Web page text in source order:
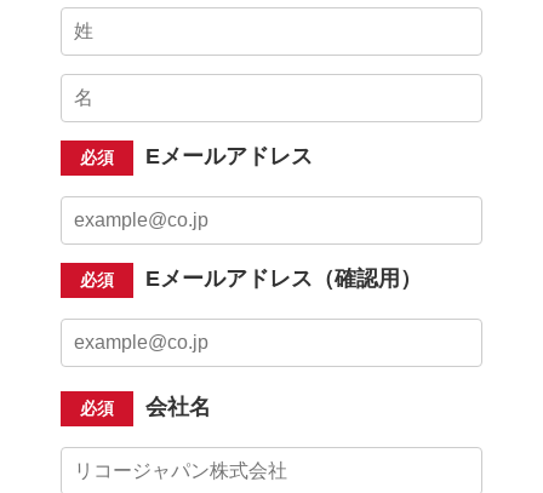
必須 Eメールアドレス
必須 Eメールアドレス（確認用）
必須 会社名